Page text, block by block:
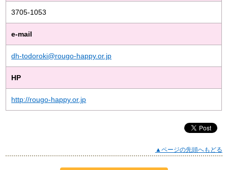
3705-1053
e-mail
dh-todoroki@rougo-happy.or.jp
HP
http://rougo-happy.or.jp
▲ページの先頭へもどる